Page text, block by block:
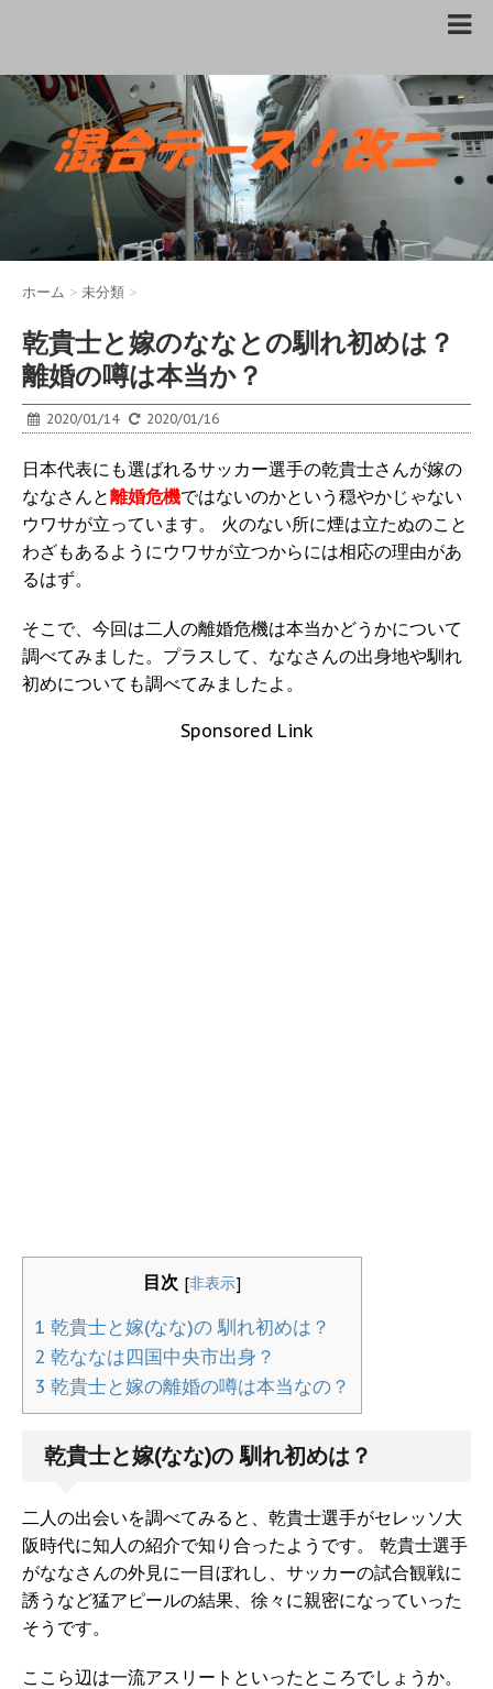
ホーム > 未分類 >
乾貴士と嫁のななとの馴れ初めは？
離婚の噂は本当か？
2020/01/14 2020/01/16
日本代表にも選ばれるサッカー選手の乾貴士さんが嫁の
ななさんと離婚危機ではないのかという穏やかじゃない
ウワサが立っています。 火のない所に煙は立たぬのこと
わざもあるようにウワサが立つからには相応の理由があ
るはず。
そこで、今回は二人の離婚危機は本当かどうかについて
調べてみました。プラスして、ななさんの出身地や馴れ
初めについても調べてみましたよ。
Sponsored Link
目次 [非表示]
1 乾貴士と嫁(なな)の 馴れ初めは？
2 乾ななは四国中央市出身？
3 乾貴士と嫁の離婚の噂は本当なの？
乾貴士と嫁(なな)の 馴れ初めは？
二人の出会いを調べてみると、乾貴士選手がセレッソ大
阪時代に知人の紹介で知り合ったようです。 乾貴士選手
がななさんの外見に一目ぼれし、サッカーの試合観戦に
誘うなど猛アピールの結果、徐々に親密になっていった
そうです。
ここら辺は一流アスリートといったところでしょうか。